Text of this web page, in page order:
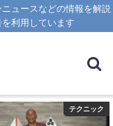
ュースなどの情報を解説
利用しています
テクニック